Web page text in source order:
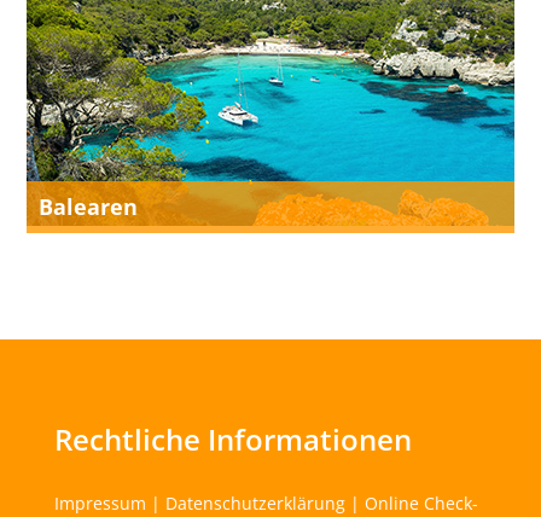
Balearen
Rechtliche Informationen
Impressum | Datenschutzerklärung| Online Check-